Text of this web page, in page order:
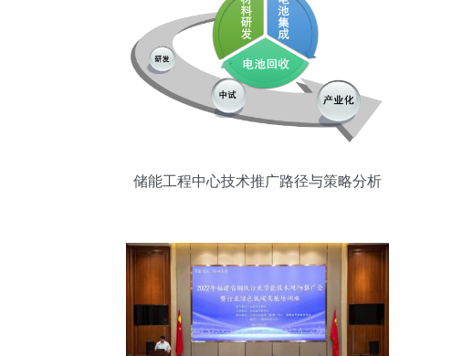
储能工程中心技术推广路径与策略分析